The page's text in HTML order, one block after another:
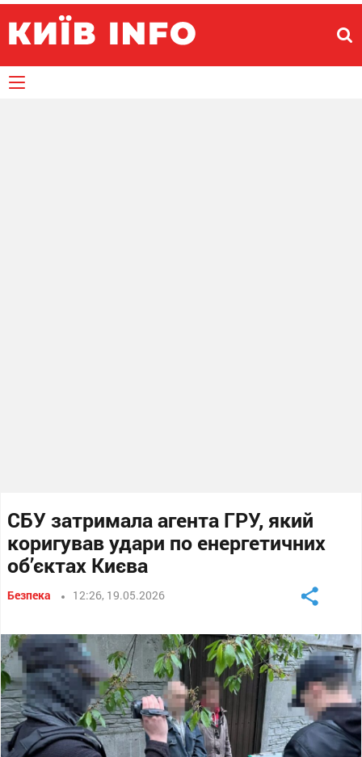
СБУ затримала агента ГРУ, який
коригував удари по енергетичних
об’єктах Києва
Безпека 12:26, 19.05.2026